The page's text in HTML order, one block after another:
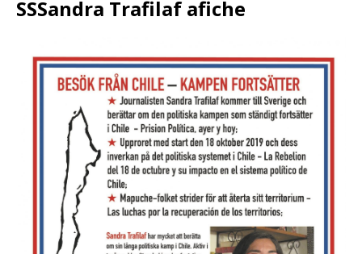
SSSandra Trafilaf afiche